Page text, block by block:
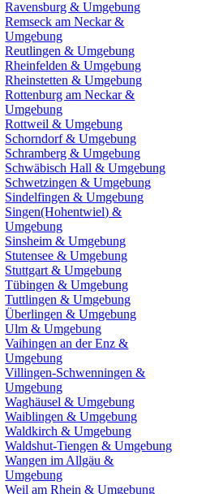
Ravensburg & Umgebung
Remseck am Neckar &
Umgebung
Reutlingen & Umgebung
Rheinfelden & Umgebung
Rheinstetten & Umgebung
Rottenburg am Neckar &
Umgebung
Rottweil & Umgebung
Schorndorf & Umgebung
Schramberg & Umgebung
Schwäbisch Hall & Umgebung
Schwetzingen & Umgebung
Sindelfingen & Umgebung
Singen(Hohentwiel) &
Umgebung
Sinsheim & Umgebung
Stutensee & Umgebung
Stuttgart & Umgebung
Tübingen & Umgebung
Tuttlingen & Umgebung
Überlingen & Umgebung
Ulm & Umgebung
Vaihingen an der Enz &
Umgebung
Villingen-Schwenningen &
Umgebung
Waghäusel & Umgebung
Waiblingen & Umgebung
Waldkirch & Umgebung
Waldshut-Tiengen & Umgebung
Wangen im Allgäu &
Umgebung
Weil am Rhein & Umgebung